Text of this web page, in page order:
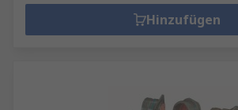
Hinzufügen